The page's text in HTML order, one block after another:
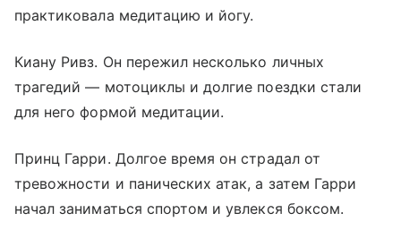
практиковала медитацию и йогу.
Киану Ривз. Он пережил несколько личных
трагедий — мотоциклы и долгие поездки стали
для него формой медитации.
Принц Гарри. Долгое время он страдал от
тревожности и панических атак, а затем Гарри
начал заниматься спортом и увлекся боксом.